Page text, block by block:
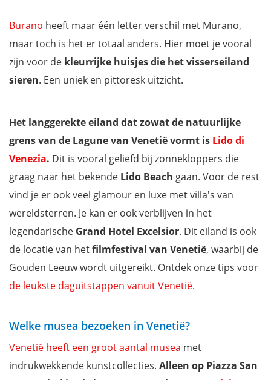
Burano heeft maar één letter verschil met Murano,
maar toch is het er totaal anders. Hier moet je vooral
zijn voor de kleurrijke huisjes die het visserseiland
sieren. Een uniek en pittoresk uitzicht.
Het langgerekte eiland dat zowat de natuurlijke
grens van de Lagune van Venetië vormt is Lido di
Venezia. Dit is vooral geliefd bij zonnekloppers die
graag naar het bekende Lido Beach gaan. Voor de rest
vind je er ook veel glamour en luxe met villa's van
wereldsterren. Je kan er ook verblijven in het
legendarische Grand Hotel Excelsior. Dit eiland is ook
de locatie van hetfilmfestival van Venetië, waarbij de
Gouden Leeuw wordt uitgereikt. Ontdek onze tips voor
de leukste daguitstappen vanuit Venetië.
Welke musea bezoeken in Venetië?
Venetië heeft een groot aantal musea met
indrukwekkende kunstcollecties. Alleen op Piazza San